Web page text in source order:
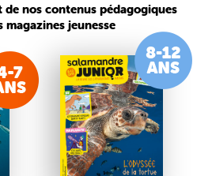
nos contenus pédagogiques
magazines jeunesse